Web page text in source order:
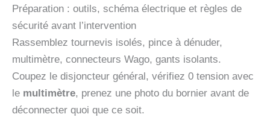
Préparation : outils, schéma électrique et règles de
sécurité avant l’intervention
Rassemblez tournevis isolés, pince à dénuder,
multimètre, connecteurs Wago, gants isolants.
Coupez le disjoncteur général, vérifiez 0 tension avec
le multimètre, prenez une photo du bornier avant de
déconnecter quoi que ce soit.